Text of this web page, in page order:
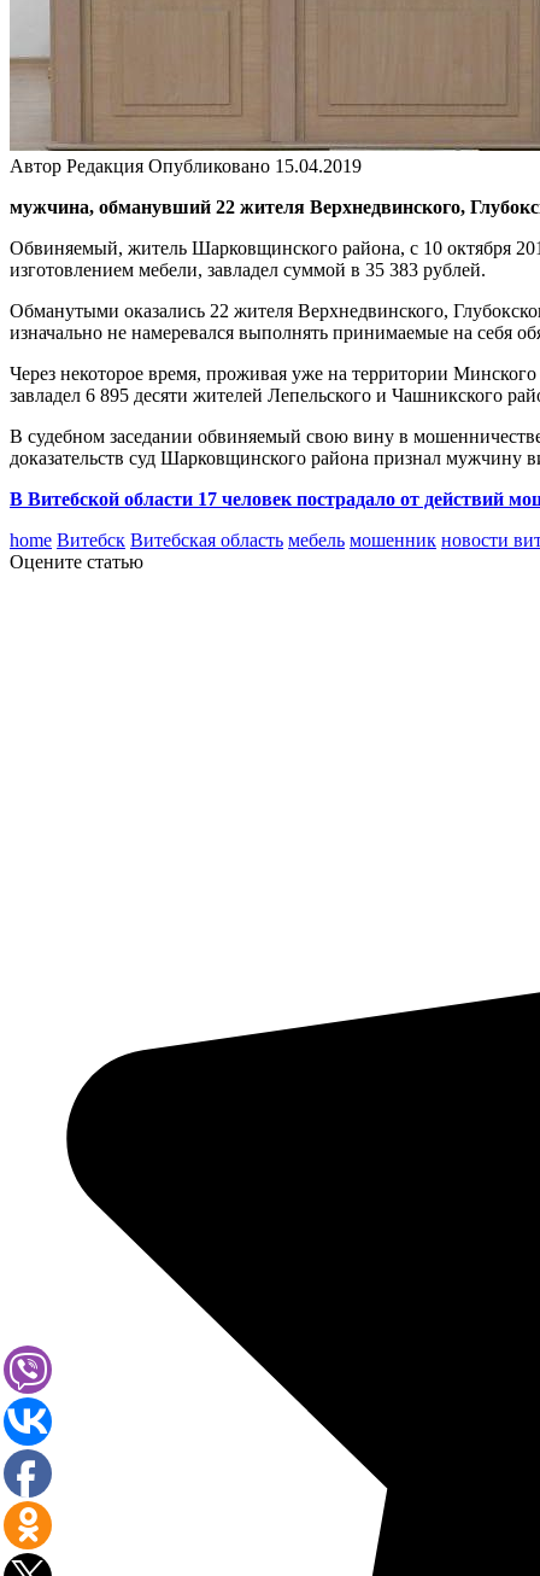
Автор Редакция Опубликовано 15.04.2019
мужчина, обманувший 22 жителя Верхнедвинского,
Обвиняемый, житель Шарковщинского района, с 10 октября
изготовлением мебели, завладел суммой в 35 383 рублей.
Обманутыми оказались 22 жителя Верхнедвинского,
изначально не намеревался выполнять принимаемые на себя
Через некоторое время, проживая уже на территории
завладел 6 895 десяти жителей Лепельского и Чашникского
В судебном заседании обвиняемый свою вину в
доказательств суд Шарковщинского района признал мужчину
В Витебской области 17 человек пострадало от
home Витебск Витебская область мебель мошенник новости
Оцените статью